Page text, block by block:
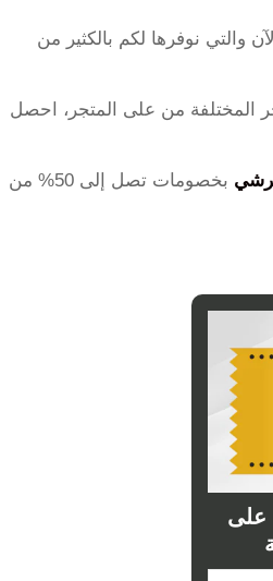
والتي نوفرها لكم بالكثير من
المختلفة من على المتجر، احصل
بخصومات تصل إلى 50% من
على